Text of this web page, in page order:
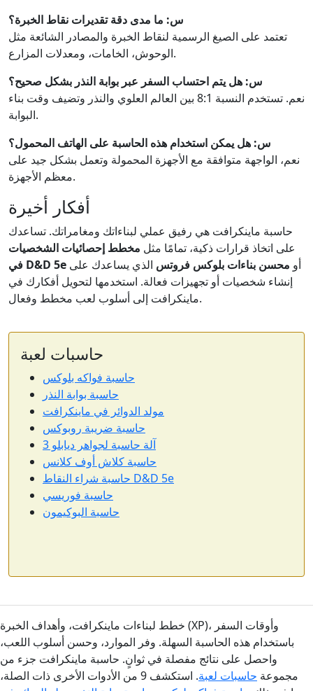
س: ما مدى دقة تقديرات نقاط الخبرة؟
تعتمد على الصيغ الرسمية لنقاط الخبرة والمصادر الشائعة مثل
الوحوش، الخامات، ومعدلات المزارع.
س: هل يتم احتساب السفر عبر بوابة النذر بشكل صحيح؟
نعم. تستخدم النسبة 8:1 بين العالم العلوي والنذر وتضيف وقت بناء
البوابة.
س: هل يمكن استخدام هذه الحاسبة على الهاتف المحمول؟
نعم، الواجهة متوافقة مع الأجهزة المحمولة وتعمل بشكل جيد على
معظم الأجهزة.
أفكار أخيرة
حاسبة ماينكرافت هي رفيق عملي لبناءاتك ومغامراتك. تساعدك
على اتخاذ قرارات ذكية، تمامًا مثل مخطط إحصائيات الشخصيات
في D&D 5e
أو محسن بناءات بلوكس فروتس الذي يساعدك على
إنشاء شخصيات أو تجهيزات فعالة. استخدمها لتحويل أفكارك في
ماينكرافت إلى أسلوب لعب مخطط وفعال.
حاسبات لعبة
حاسبة فواكه بلوكس
حاسبة بوابة النذر
مولد الدوائر في ماينكرافت
حاسبة ضريبة روبوكس
آلة حاسبة لجواهر ديابلو 3
حاسبة كلاش أوف كلانس
حاسبة شراء النقاط D&D 5e
حاسبة فوريسي
حاسبة البوكيمون
خطط لبناءات ماينكرافت، وأهداف الخبرة (XP)، وأوقات السفر
باستخدام هذه الحاسبة السهلة. وفر الموارد، وحسن أسلوب اللعب،
واحصل على نتائج مفصلة في ثوانٍ. حاسبة ماينكرافت جزء من
مجموعة حاسبات لعبة
. استكشف 9 من الأدوات الأخرى ذات الصلة،